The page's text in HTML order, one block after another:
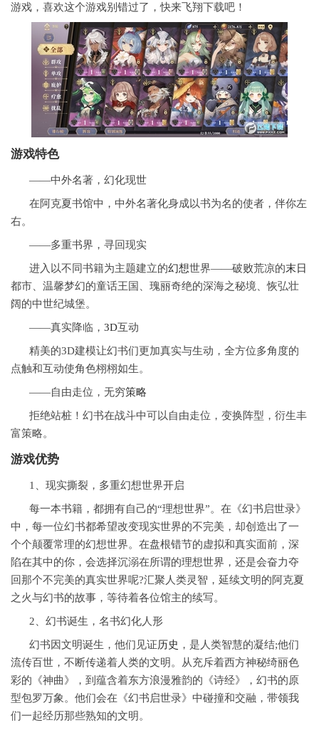
游戏，喜欢这个游戏别错过了，快来飞翔下载吧！
游戏特色
——中外名著，幻化现世
在阿克夏书馆中，中外名著化身成以书为名的使者，伴你左
右。
——多重书界，寻回现实
进入以不同书籍为主题建立的幻想世界——破败荒凉的末日
都市、温馨梦幻的童话王国、瑰丽奇绝的深海之秘境、恢弘壮
阔的中世纪城堡。
——真实降临， 3D互动
精美的3D建模让幻书们更加真实与生动，全方位多角度的
点触和互动使角色栩栩如生。
——自由走位，无穷策略
拒绝站桩！幻书在战斗中可以自由走位，变换阵型，衍生丰
富策略。
游戏优势
1、现实撕裂，多重幻想世界开启
每一本书籍，都拥有自己的“理想世界”。在《幻书启世录》
中，每一位幻书都希望改变现实世界的不完美，却创造出了一
个个颠覆常理的幻想世界。在盘根错节的虚拟和真实面前，深
陷在其中的你，会选择沉溺在所谓的理想世界，还是会奋力夺
回那个不完美的真实世界呢?汇聚人类灵智，延续文明的阿克夏
之火与幻书的故事，等待着各位馆主的续写。
2、幻书诞生，名书幻化人形
幻书因文明诞生，他们见证历史 ，是人类智慧的凝结;他们
流传百世，不断传递着人类的文明。从充斥着西方神秘绮丽色
彩的《神曲》，到蕴含着东方浪漫雅韵的《诗经》，幻书的原
型包罗万象。他们会在《幻书启世录》中碰撞和交融，带领我
们一起经历那些熟知的文明。